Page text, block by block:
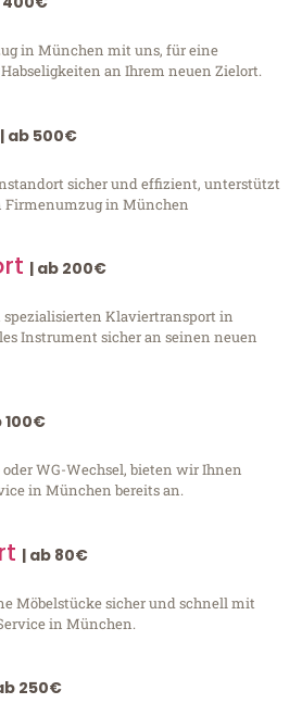
in München mit uns, für eine
an Ihrem neuen Zielort.
| ab 500€
sicher und effizient, unterstützt
Firmenumzug in München
| ab 200€
spezialisierten Klaviertransport in
Instrument sicher an seinen neuen
100€
WG-Wechsel, bieten wir Ihnen
in München bereits an.
| ab 80€
Möbelstücke sicher und schnell mit
in München.
250€